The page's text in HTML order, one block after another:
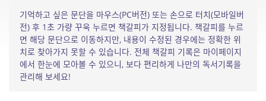
기억하고 싶은 문단을 마우스(PC버전) 또는 손으로 터치(모바일버
전) 후 1초 가량 꾸욱 누르면 책갈피가 지정됩니다. 책갈피를 누르
면 해당 문단으로 이동하지만, 내용이 수정된 경우에는 정확한 위
치로 찾아가지 못할 수 있습니다. 전체 책갈피 기록은 마이페이지
에서 한눈에 모아볼 수 있으니, 보다 편리하게 나만의 독서기록을
관리해 보세요!